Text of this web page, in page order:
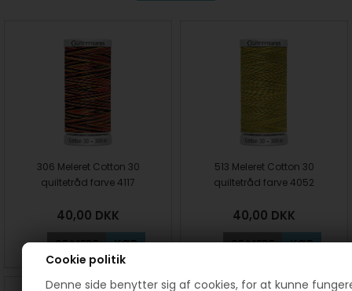
Cookie politik
Denne side benytter sig af cookies, for at kunne
306 Meleret Cotton 30
quiltetråd farve 4117
40,00 DKK
SE MERE KØB
513 Meleret Cotton 30
quiltetråd farve 4052
40,00 DKK
SE MERE KØB